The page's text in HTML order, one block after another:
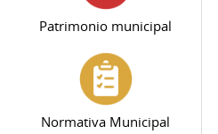
Patrimonio municipal
Normativa Municipal